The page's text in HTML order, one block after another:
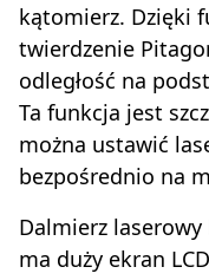
kątomierz. Dzięki
twierdzenie
odległość na
Ta funkcja jest
można ustawić
bezpośrednio na
Dalmierz laserowy
ma duży ekran